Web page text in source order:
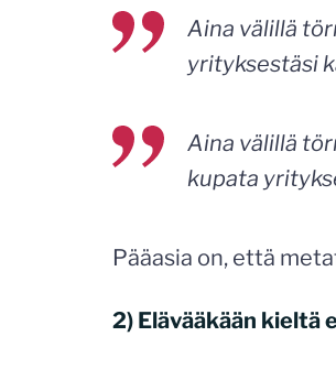
Aina välillä
yrityksestäsi
Aina välillä
kupata
Pääasia on, että
2) Elävääkään kieltä